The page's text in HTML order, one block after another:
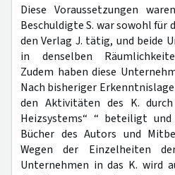
Diese Voraussetzungen
Beschuldigte S. war sowohl für
den Verlag J. tätig, und beide
in denselben
Zudem haben diese
Nach bisheriger Erkenntnislage
den Aktivitäten des K.
Heizsystems“ “ beteiligt
Bücher des Autors und
Wegen der Einzelheiten
Unternehmen in das K. wird